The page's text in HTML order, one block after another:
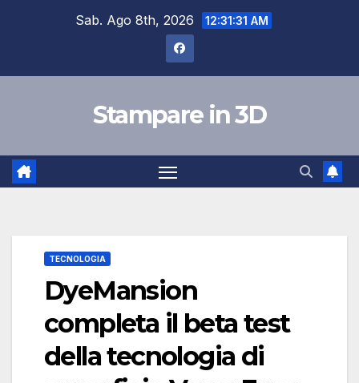
Sab. Ago 8th, 2026 12:31:32 AM
Stampare in 3D
TECNOLOGIA
DyeMansion
completa il beta test
della tecnologia di